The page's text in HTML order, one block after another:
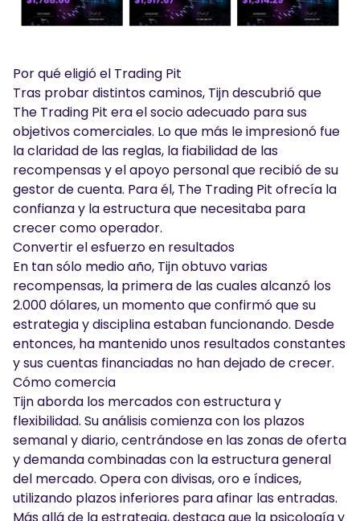
Por qué eligió el Trading Pit
Tras probar distintos caminos, Tijn descubrió que
The Trading Pit era el socio adecuado para sus
objetivos comerciales. Lo que más le impresionó fue
la claridad de las reglas, la fiabilidad de las
recompensas y el apoyo personal que recibió de su
gestor de cuenta. Para él, The Trading Pit ofrecía la
confianza y la estructura que necesitaba para
crecer como operador.
Convertir el esfuerzo en resultados
En tan sólo medio año, Tijn obtuvo varias
recompensas, la primera de las cuales alcanzó los
2.000 dólares, un momento que confirmó que su
estrategia y disciplina estaban funcionando. Desde
entonces, ha mantenido unos resultados constantes
y sus cuentas financiadas no han dejado de crecer.
Cómo comercia
Tijn aborda los mercados con estructura y
flexibilidad. Su análisis comienza con los plazos
semanal y diario, centrándose en las zonas de oferta
y demanda combinadas con la estructura general
del mercado. Opera con divisas, oro e índices,
utilizando plazos inferiores para afinar las entradas.